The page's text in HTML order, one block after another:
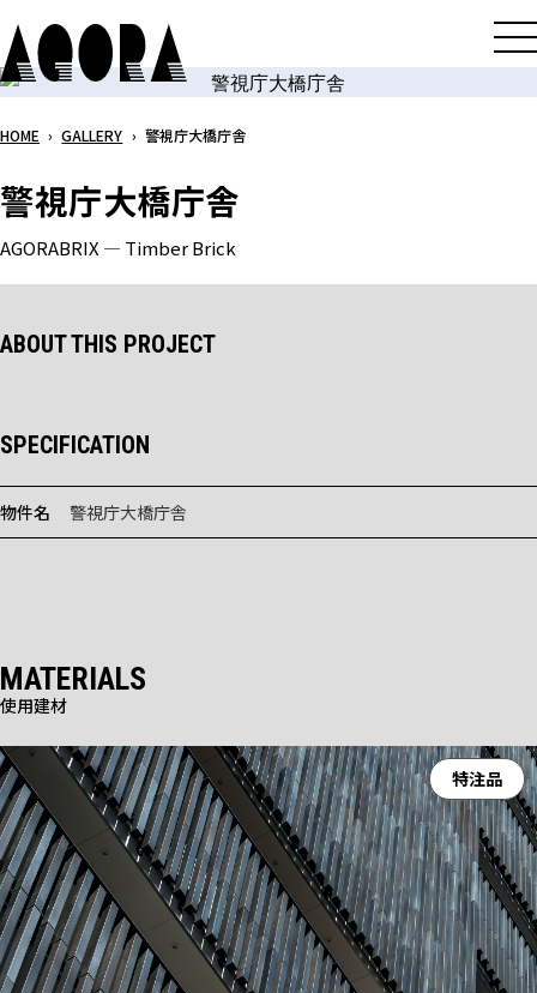
メ
イ
ン
ン
テ
ン
ツ
キ
HOME › GALLERY › 警視庁大橋庁舎
警視庁大橋庁舎
AGORABRIX ― Timber Brick
ABOUT THIS PROJECT
SPECIFICATION
物件名 警視庁大橋庁舎
MATERIALS
使用建材
特注品